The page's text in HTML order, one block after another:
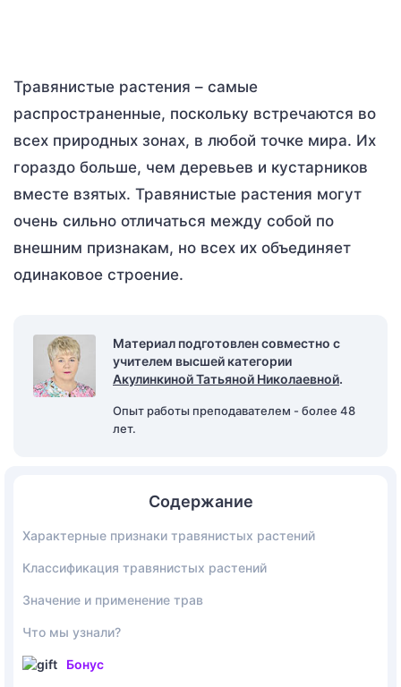
Травянистые растения – самые
распространенные, поскольку встречаются во
всех природных зонах, в любой точке мира. Их
гораздо больше, чем деревьев и кустарников
вместе взятых. Травянистые растения могут
очень сильно отличаться между собой по
внешним признакам, но всех их объединяет
одинаковое строение.
Материал подготовлен совместно с
учителем высшей категории
Акулинкиной Татьяной Николаевной.
Опыт работы преподавателем - более 48
лет.
Содержание
Характерные признаки травянистых растений
Классификация травянистых растений
Значение и применение трав
Что мы узнали?
Бонус